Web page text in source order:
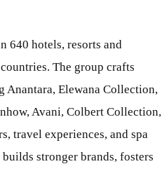
640 hotels, resorts and
The group crafts
Elewana Collection,
Avani, Colbert Collection,
travel experiences, and spa
stronger brands, fosters